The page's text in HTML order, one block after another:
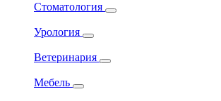
Стоматология
Урология
Ветеринария
Мебель